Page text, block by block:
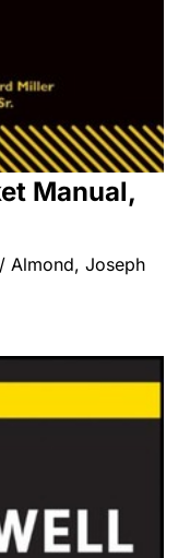
Manual,
Almond, Joseph